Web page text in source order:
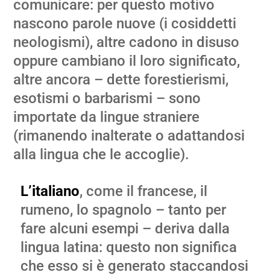
comunicare: per questo motivo
nascono parole nuove (i cosiddetti
neologismi), altre cadono in disuso
oppure cambiano il loro significato,
altre ancora – dette forestierismi,
esotismi o barbarismi – sono
importate da lingue straniere
(rimanendo inalterate o adattandosi
alla lingua che le accoglie).
L’italiano, come il francese, il
rumeno, lo spagnolo – tanto per
fare alcuni esempi – deriva dalla
lingua latina: questo non significa
che esso si è generato staccandosi